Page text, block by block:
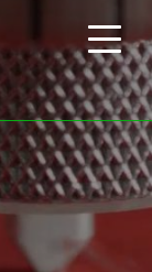
Exibir
/
o